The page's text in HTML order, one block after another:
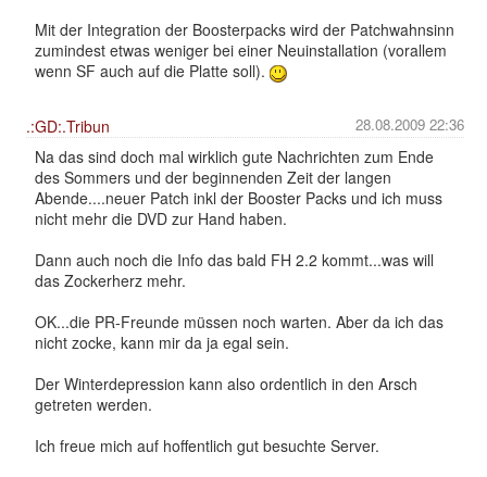
Mit der Integration der Boosterpacks wird der Patchwahnsinn
zumindest etwas weniger bei einer Neuinstallation (vorallem
wenn SF auch auf die Platte soll).
28.08.2009 22:36
.:GD:.Tribun
Na das sind doch mal wirklich gute Nachrichten zum Ende
des Sommers und der beginnenden Zeit der langen
Abende....neuer Patch inkl der Booster Packs und ich muss
nicht mehr die DVD zur Hand haben.
Dann auch noch die Info das bald FH 2.2 kommt...was will
das Zockerherz mehr.
OK...die PR-Freunde müssen noch warten. Aber da ich das
nicht zocke, kann mir da ja egal sein.
Der Winterdepression kann also ordentlich in den Arsch
getreten werden.
Ich freue mich auf hoffentlich gut besuchte Server.